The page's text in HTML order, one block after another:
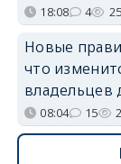
18:08 4
Новые
что
владельцев
08:04 15